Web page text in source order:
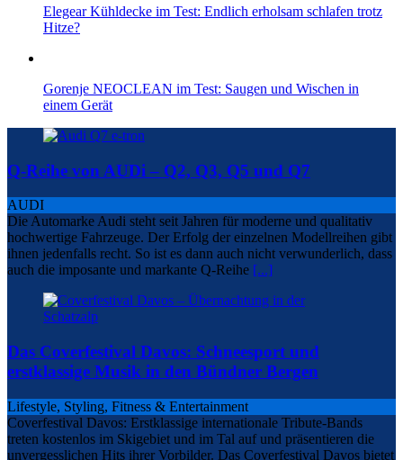
Elegear Kühldecke im Test: Endlich erholsam schlafen trotz
Hitze?
Gorenje NEOCLEAN im Test: Saugen und Wischen in
einem Gerät
Q-Reihe von AUDi – Q2, Q3, Q5 und Q7
AUDI
Die Automarke Audi steht seit Jahren für moderne und qualitativ
hochwertige Fahrzeuge. Der Erfolg der einzelnen Modellreihen gibt
ihnen jedenfalls recht. So ist es dann auch nicht verwunderlich, dass
auch die imposante und markante Q-Reihe [...]
Das Coverfestival Davos: Schneesport und
erstklassige Musik in den Bündner Bergen
Lifestyle, Styling, Fitness & Entertainment
Coverfestival Davos: Erstklassige internationale Tribute-Bands
treten kostenlos im Skigebiet und im Tal auf und präsentieren die
unvergesslichen Hits ihrer Vorbilder. Das Coverfestival Davos bietet